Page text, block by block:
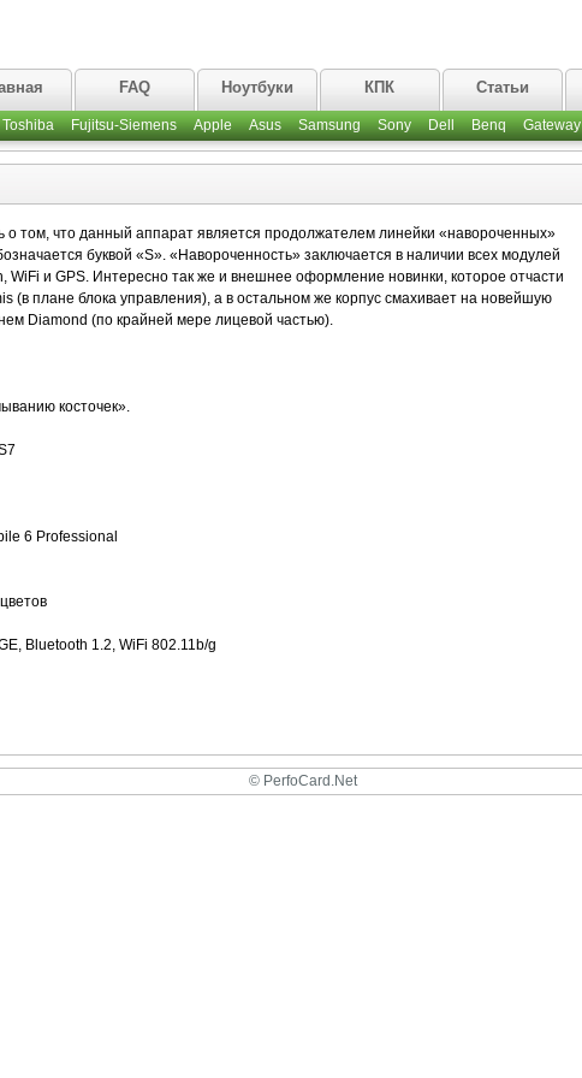
FAQ Ноутбуки КПК Статьи
Toshiba Fujitsu-Siemens Apple Asus Samsung Sony Dell Benq Gateway
о том, что данный аппарат является продолжателем линейки «навороченных»
буквой «S». «Навороченность» заключается в наличии всех модулей
WiFi и GPS. Интересно так же и внешнее оформление новинки, которое отчасти
(в плане блока управления), а в остальном же корпус смахивает на новейшую
Diamond (по крайней мере лицевой частью).
косточек».
6 Professional
Bluetooth 1.2, WiFi 802.11b/g
© PerfoCard.Net